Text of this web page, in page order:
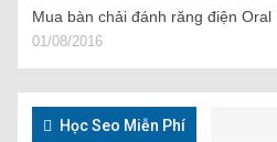
Mua bàn chải đánh răng điện
01/08/2016
Học Seo Miễn Phí